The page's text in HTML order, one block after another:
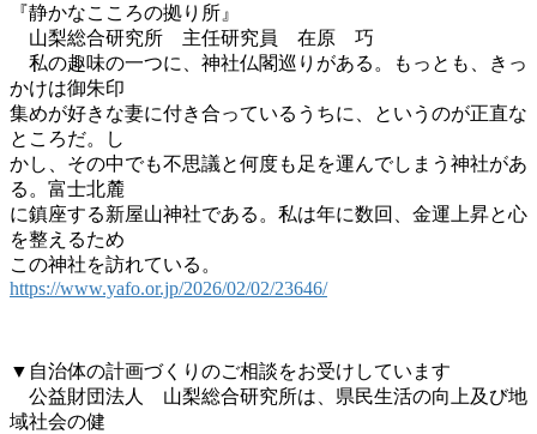
『静かなこころの拠り所』
山梨総合研究所 主任研究員 在原 巧
私の趣味の一つに、神社仏閣巡りがある。もっとも、きっ
かけは御朱印
集めが好きな妻に付き合っているうちに、というのが正直な
ところだ。し
かし、その中でも不思議と何度も足を運んでしまう神社があ
る。富士北麓
に鎮座する新屋山神社である。私は年に数回、金運上昇と心
を整えるため
この神社を訪れている。
https://www.yafo.or.jp/2026/02/02/23646/
▼自治体の計画づくりのご相談をお受けしています
公益財団法人 山梨総合研究所は、県民生活の向上及び地
域社会の健